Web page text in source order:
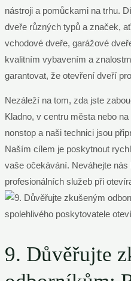
nástroji a pomůckami na trhu.
dveře různých typů a značek,
vchodové dveře, garážové
kvalitním vybavením a
garantovat, že otevření dveří
Nezáleží na tom, zda jste
Kladno, v centru města nebo
nonstop a naši technici jsou
Naším cílem je poskytnout
vaše očekávání. Neváhejte
profesionálních služeb při
9. Důvěřujte